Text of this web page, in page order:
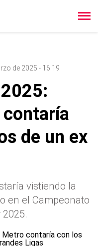
de 2025 - 16:19
contaría
de un ex
vistiendo la
en el Campeonato